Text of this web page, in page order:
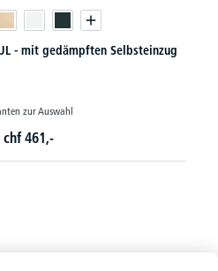
- mit gedämpften Selbsteinzug
zur Auswahl
chf 461,-